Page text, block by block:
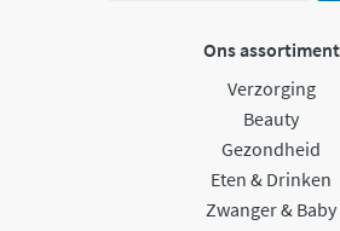
Ons assortiment
Verzorging
Beauty
Gezondheid
Eten & Drinken
Zwanger & Baby